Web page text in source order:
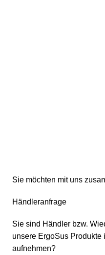
Sie möchten mit uns
Händleranfrage
Sie sind Händler bzw.
unsere ErgoSus Produkte
aufnehmen?